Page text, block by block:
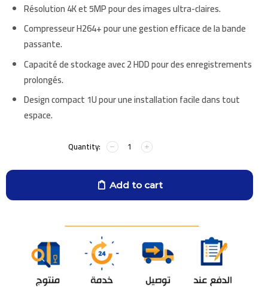
Résolution4Ket5MPpour des images ultra-claires.
Compresseur H264+ pour unegestion efficacede la bande
passante.
Capacité de stockage avec2 HDDpour des enregistrements
prolongés.
Design compact 1Upour une installation facile dans tout
espace.
Add to cart